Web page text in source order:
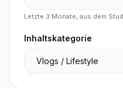
Letzte 3 Monate, aus dem
Inhaltskategorie